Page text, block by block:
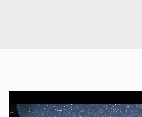
Αναπαραγωγής